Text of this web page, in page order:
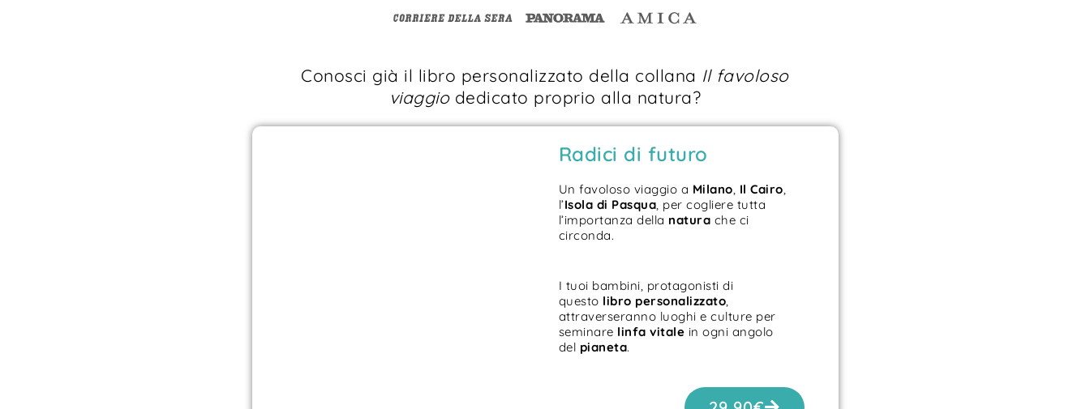
Conosci già il libro personalizzato della collana Il favoloso
viaggio dedicato proprio alla natura?
Radici di futuro
Un favoloso viaggio a Milano, Il Cairo,
l’Isola di Pasqua, per cogliere tutta
l’importanza della natura che ci
circonda.
I tuoi bambini, protagonisti di
questo libro personalizzato,
attraverseranno luoghi e culture per
seminare linfa vitale in ogni angolo
del pianeta.